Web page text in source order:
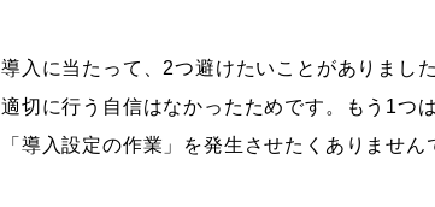
導入に当たって、2つ避けたいことがありまし
適切に行う自信はなかったためです。もう1つ
「導入設定の作業」を発生させたくありませ